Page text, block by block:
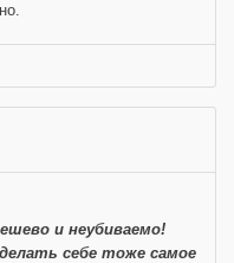
и неубиваемо!
себе тоже самое